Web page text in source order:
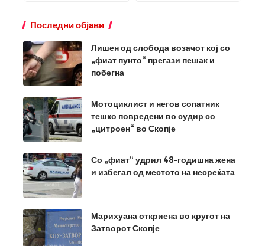
Последни објави
Лишен од слобода возачот кој со
„фиат пунто“ прегази пешак и
побегна
Мотоциклист и негов сопатник
тешко повредени во судир со
„цитроен“ во Скопје
Со „фиат“ удрил 48-годишна жена
и избегал од местото на несреќата
Марихуана откриена во кругот на
Затворот Скопје